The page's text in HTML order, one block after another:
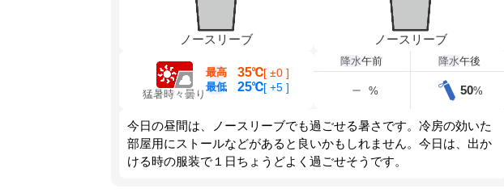
ノースリーブ ノースリーブ
猛暑時々曇り
最高 35℃[ ±0 ]
最低 25℃[ +5 ]
降水午前
%
降水午後
50%
今日の昼間は、ノースリーブでも過ごせる暑さです。冷房の効いた
部屋用にストールなどがあると良いかもしれません。今日は、出か
ける時の服装で１日ちょうどよく過ごせそうです。